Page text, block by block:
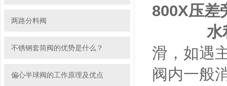
两路分料阀
不锈钢套筒阀的优势是什么？
偏心半球阀的工作原理及优点
800X压差
水利
滑，如遇
阀内一般